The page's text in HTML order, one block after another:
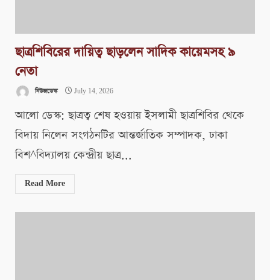
ছাত্রশিবিরের দায়িত্ব ছাড়লেন সাদিক কায়েমসহ ৯
নেতা
নিউজডেস্ক July 14, 2026
আলো ডেস্ক: ছাত্রত্ব শেষ হওয়ায় ইসলামী ছাত্রশিবির থেকে
বিদায় নিলেন সংগঠনটির আন্তর্জাতিক সম্পাদক, ঢাকা
বিশ^বিদ্যালয় কেন্দ্রীয় ছাত্র...
Read More